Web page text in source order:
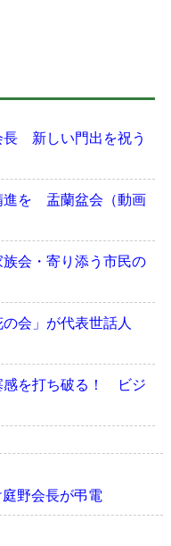
新しい門出を祝う
進を 盂蘭盆会（動画
族会・寄り添う市民の
会」が代表世話人
感を打ち破る！ ビジ
野会長が弔電